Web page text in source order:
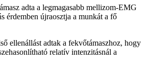
adta a legmagasabb mellizom-EMG
érdemben újraosztja a munkát a fő
ellenállást adtak a fekvőtámaszhoz, hogy
relatív intenzitásnál a